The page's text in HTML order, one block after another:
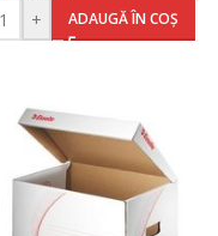
+ ADAUGĂ ÎN COȘ